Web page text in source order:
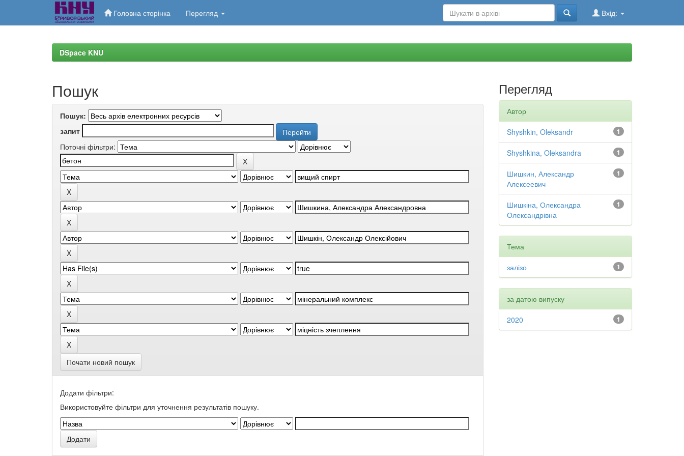
Головна сторінка Перегляд Вхід:
DSpace KNU
Пошук
Пошук:
запит
Поточні фільтри:
Почати новий пошук
Додати фільтри:
Використовуйте фільтри для уточнення результатів пошуку.
Перегляд
Автор
1
Shyshkin, Oleksandr
1
Shyshkina, Oleksandra
1
Шишкин, Александр
Алексеевич
1
Шишкіна, Олександра
Олександрівна
Тема
1
залізо
за датою випуску
1
2020